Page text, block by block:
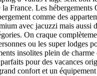
France. Les hébergements
comme des
avec jacuzzi mais aussi
On craque
ou les super lodges
insolites plein de charme
pour des vacances
confort et un